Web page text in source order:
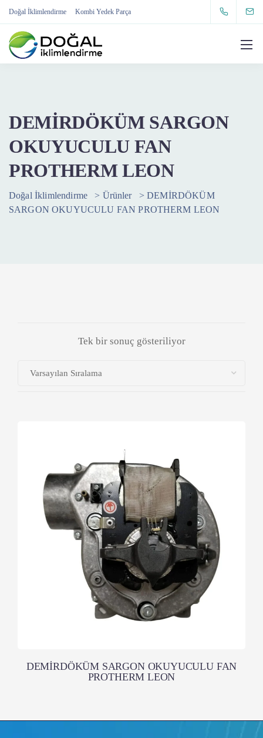
Doğal İklimlendirme Kombi Yedek Parça
DEMİRDÖKÜM SARGON
OKUYUCULU FAN
PROTHERM LEON
Doğal İklimlendirme > Ürünler >DEMİRDÖKÜM
SARGON OKUYUCULU FAN PROTHERM LEON
Tek bir sonuç gösteriliyor
DEMİRDÖKÜM SARGON OKUYUCULU FAN
PROTHERM LEON